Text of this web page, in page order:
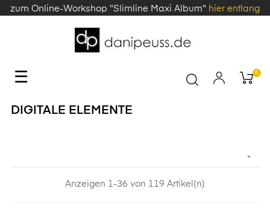
zum Online-Workshop "Slimline Maxi Album" hier entlang
Toggle
☰ 0
DIGITALE ELEMENTE

Anzeigen 1-36 von 119 Artikel(n)